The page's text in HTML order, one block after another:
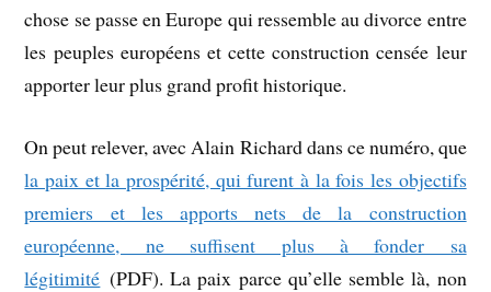
chose se passe en Europe qui ressemble au divorce entre
les peuples européens et cette construction censée leur
apporter leur plus grand profit historique.
On peut relever, avec Alain Richard dans ce numéro, que
la paix et la prospérité, qui furent à la fois les objectifs
premiers et les apports nets de la construction
européenne, ne suffisent plus à fonder sa
légitimité (PDF). La paix parce qu’elle semble là, non